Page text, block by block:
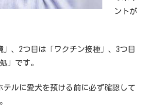
ントが
」、2つ目は「ワクチン接種」、3つ目
」です。
テルに愛犬を預ける前に必ず確認して